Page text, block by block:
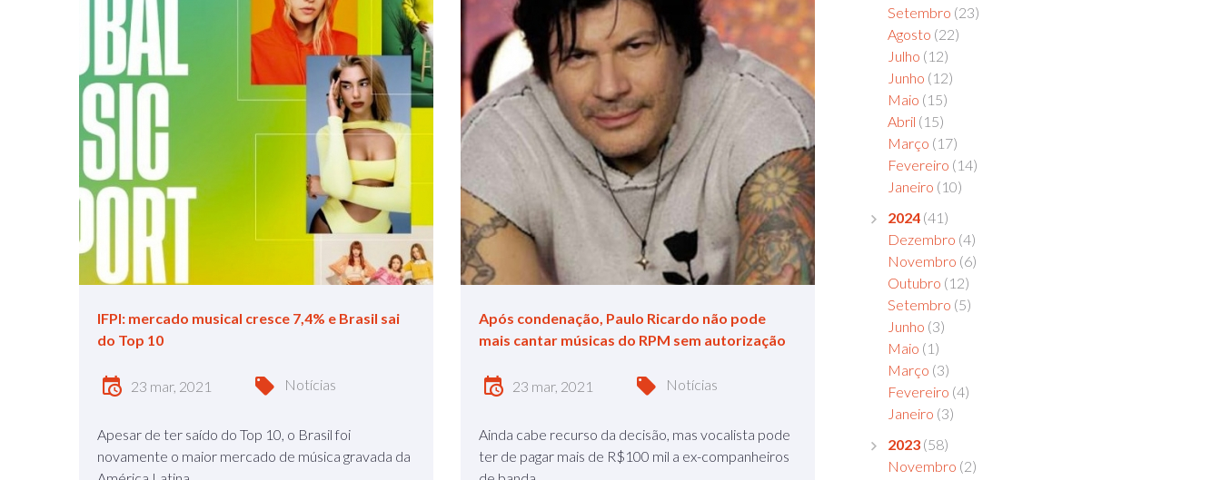
IFPI: mercado musical cresce 7,4% e Brasil sai
do Top 10
23 mar, 2021 Notícias
Apesar de ter saído do Top 10, o Brasil foi
novamente o maior mercado de música gravada da
Após condenação, Paulo Ricardo não pode
mais cantar músicas do RPM sem autorização
23 mar, 2021 Notícias
Ainda cabe recurso da decisão, mas vocalista pode
ter de pagar mais de R$100 mil a ex-companheiros
Setembro (23)
Agosto (22)
Julho (12)
Junho (12)
Maio (15)
Abril (15)
Março (17)
Fevereiro (14)
Janeiro (10)
2024 (41)
Dezembro (4)
Novembro (6)
Outubro (12)
Setembro (5)
Junho (3)
Maio (1)
Março (3)
Fevereiro (4)
Janeiro (3)
2023 (58)
Novembro (2)